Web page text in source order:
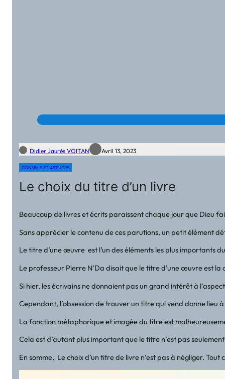
Didier Jaurès VOITAN Avril 13, 2023
CONSEILS ET ASTUCES
Le choix du titre d’un livre
Beaucoup de livres et écrits paraissent chaque jour que Dieu
Sans apprécier le contenu de ces parutions, un petit élément
Le titre d’une œuvre est l’un des éléments les plus importants
Le professeur Pierre N’Da disait que le titre d’une œuvre est
Si hier, les écrivains ne donnaient pas un grand intérêt à
Cependant, l’obsession de trouver un titre qui vend donne
La fonction métaphorique et imagée du titre est
Cela est d’autant plus important que le titre n’est pas
En somme, Le choix d’un titre de livre n’est pas à négliger.